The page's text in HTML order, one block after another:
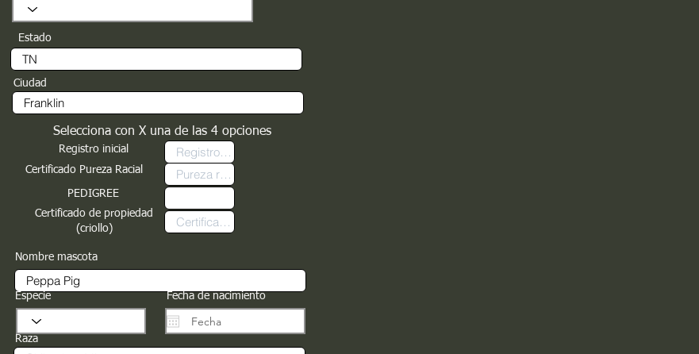
Estado
Ciudad
Selecciona con X una de las 4 opciones
Registro inicial
Certificado Pureza Racial
PEDIGREE
Certificado de propiedad
(criollo)
Nombre mascota
Especie Fecha de nacimiento
Raza